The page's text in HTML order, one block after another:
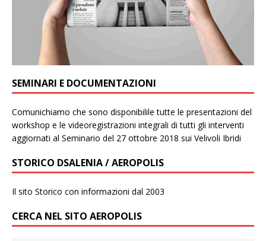
SEMINARI E DOCUMENTAZIONI
Comunichiamo che sono disponibilile tutte le presentazioni del
workshop e le videoregistrazioni integrali di tutti gli interventi
aggiornati al Seminario del 27 ottobre 2018 sui Velivoli Ibridi
STORICO DSALENIA / AEROPOLIS
Il sito Storico con informazioni dal 2003
CERCA NEL SITO AEROPOLIS